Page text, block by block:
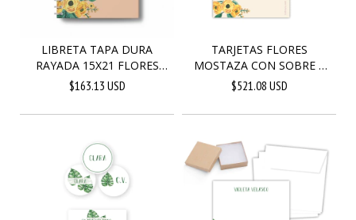
LIBRETA TAPA DURA
RAYADA 15X21 FLORES
MO...
$163.13 USD
TARJETAS FLORES
MOSTAZA CON SOBRE Y
CAJA...
$521.08 USD